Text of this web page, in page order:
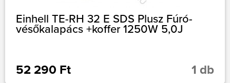
Einhell TE-RH 32 E SDS Plusz Fúró-
vésőkalapács +koffer 1250W 5,0J
52 290 Ft 1 db